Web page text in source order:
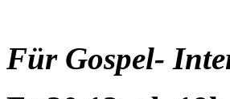
Für Gospel-